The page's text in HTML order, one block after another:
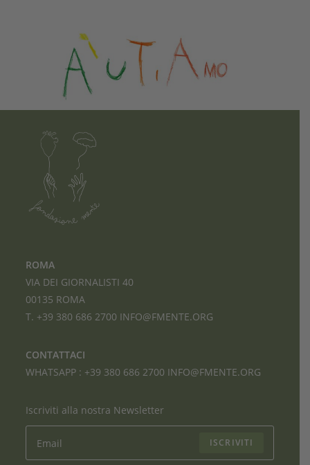
ROMA
VIA DEI GIORNALISTI 40
00135 ROMA
T. +39 380 686 2700 INFO@FMENTE.ORG
CONTATTACI
WHATSAPP : +39 380 686 2700 INFO@FMENTE.ORG
Iscriviti alla nostra Newsletter
ISCRIVITI